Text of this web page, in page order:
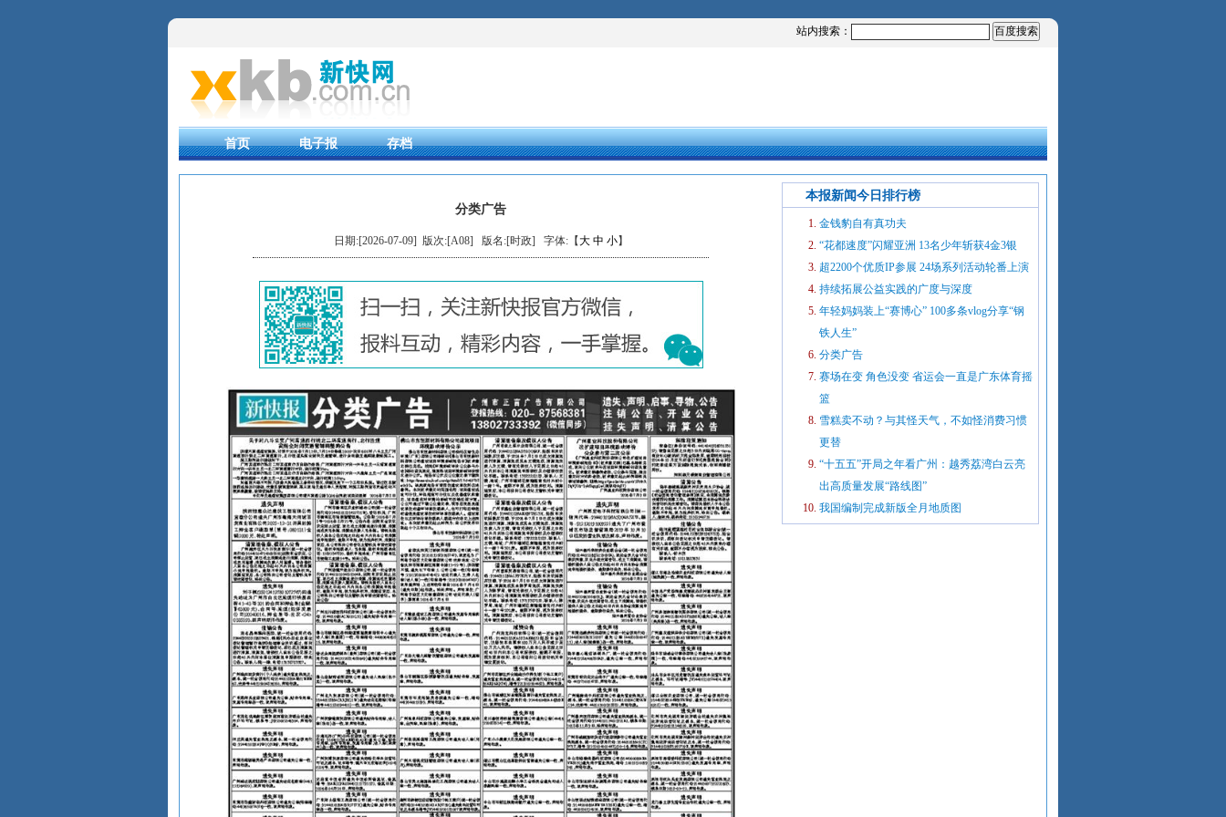
站内搜索：
首页 电子报 存档
分类广告
日期:[2026-07-09] 版次:[A08] 版名:[时政] 字体:【大 中 小】
本报新闻今日排行榜
金钱豹自有真功夫
“花都速度”闪耀亚洲 13名少年斩获4金3银
超2200个优质IP参展 24场系列活动轮番上演
持续拓展公益实践的广度与深度
年轻妈妈装上“赛博心” 100多条vlog分享“钢
铁人生”
分类广告
赛场在变 角色没变 省运会一直是广东体育摇
篮
雪糕卖不动？与其怪天气，不如怪消费习惯
更替
“十五五”开局之年看广州：越秀荔湾白云亮
出高质量发展“路线图”
我国编制完成新版全月地质图